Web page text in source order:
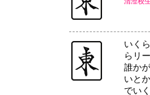
いく
らリ
誰か
いと
でい